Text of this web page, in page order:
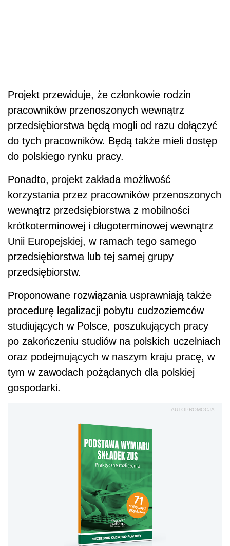
Projekt przewiduje, że członkowie rodzin
pracowników przenoszonych wewnątrz
przedsiębiorstwa będą mogli od razu dołączyć
do tych pracowników. Będą także mieli dostęp
do polskiego rynku pracy.
Ponadto, projekt zakłada możliwość
korzystania przez pracowników przenoszonych
wewnątrz przedsiębiorstwa z mobilności
krótkoterminowej i długoterminowej wewnątrz
Unii Europejskiej, w ramach tego samego
przedsiębiorstwa lub tej samej grupy
przedsiębiorstw.
Proponowane rozwiązania usprawniają także
procedurę legalizacji pobytu cudzoziemców
studiujących w Polsce, poszukujących pracy
po zakończeniu studiów na polskich uczelniach
oraz podejmujących w naszym kraju pracę, w
tym w zawodach pożądanych dla polskiej
gospodarki.
AUTOPROMOCJA